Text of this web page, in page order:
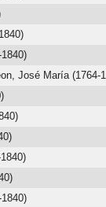
José María (1764-